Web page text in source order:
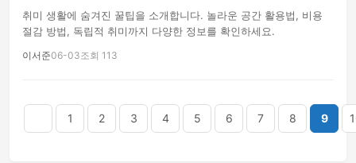
취미 생활에 숨겨진 꿀팁을 소개합니다. 놀라운 공간 활용법, 비용
절감 방법, 독립적 취미까지 다양한 정보를 확인하세요.
이서준06-03조회 113
1 2 3 4 5 6 7 8 9